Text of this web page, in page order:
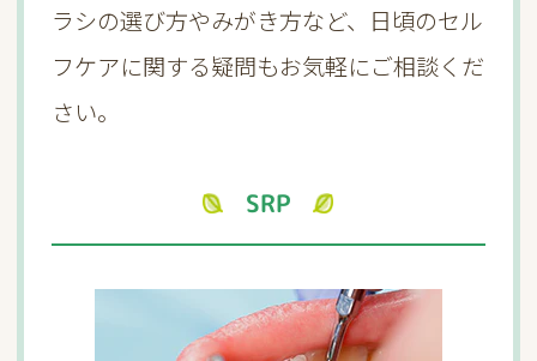
ラシの選び方やみがき方など、日頃のセル
フケアに関する疑問もお気軽にご相談くだ
さい。
SRP